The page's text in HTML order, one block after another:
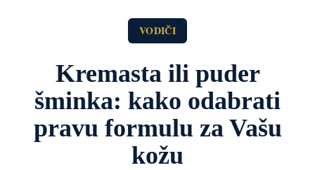
VODIČI
Kremasta ili puder
šminka: kako odabrati
pravu formulu za Vašu
kožu